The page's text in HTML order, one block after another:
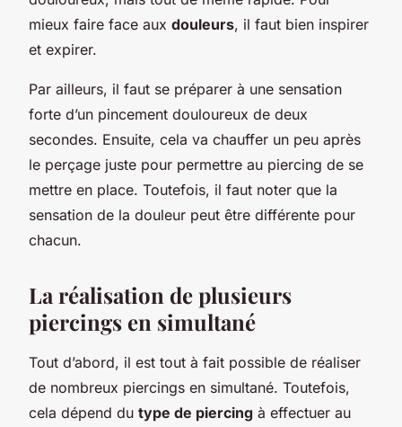
mieux faire face aux douleurs, il faut bien inspirer
et expirer.
Par ailleurs, il faut se préparer à une sensation
forte d’un pincement douloureux de deux
secondes. Ensuite, cela va chauffer un peu après
le perçage juste pour permettre au piercing de se
mettre en place. Toutefois, il faut noter que la
sensation de la douleur peut être différente pour
chacun.
La réalisation de plusieurs
piercings en simultané
Tout d’abord, il est tout à fait possible de réaliser
de nombreux piercings en simultané. Toutefois,
cela dépend du type de piercing à effectuer au